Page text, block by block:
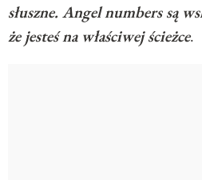
słuszne. Angel numbers są
że jesteś na właściwej ścieżce.